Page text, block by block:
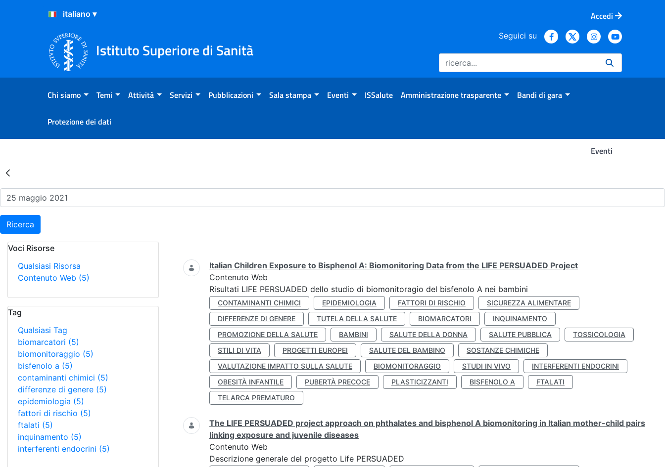
Salta al Contenuto
Salta al Footer
Accedi
Istituto Superiore di Sanità
Seguici su
Chi siamo Temi Attività Servizi Pubblicazioni Sala stampa Eventi ISSalute Amministrazione trasparente Bandi di gara
Protezione dei dati
Eventi
Risultati della Ricerca - Eventi
Ricerca
Voci Risorse
Qualsiasi Risorsa
Contenuto Web (5)
Tag
Qualsiasi Tag
biomarcatori (5)
biomonitoraggio (5)
bisfenolo a (5)
contaminanti chimici (5)
differenze di genere (5)
epidemiologia (5)
fattori di rischio (5)
ftalati (5)
inquinamento (5)
interferenti endocrini (5)
Ricerca
Italian Children Exposure to Bisphenol A: Biomonitoring Data from the LIFE PERSUADED Project
Contenuto Web
Risultati LIFE PERSUADED dello studio di biomonitoragio del bisfenolo A nei bambini
CONTAMINANTI CHIMICI EPIDEMIOLOGIA FATTORI DI RISCHIO
SICUREZZA ALIMENTARE
DIFFERENZE DI GENERE
TUTELA DELLA SALUTE BIOMARCATORI
INQUINAMENTO
PROMOZIONE DELLA SALUTE
BAMBINI SALUTE DELLA DONNA SALUTE PUBBLICA
TOSSICOLOGIA
STILI DI VITA
PROGETTI EUROPEI SALUTE DEL BAMBINO
SOSTANZE CHIMICHE
VALUTAZIONE IMPATTO SULLA SALUTE
BIOMONITORAGGIO STUDI IN VIVO
INTERFERENTI ENDOCRINI
OBESITÀ INFANTILE
PUBERTÀ PRECOCE PLASTICIZZANTI BISFENOLO A
FTALATI
TELARCA PREMATURO
The LIFE PERSUADED project approach on phthalates and bisphenol A biomonitoring in Italian mother-child pairs
linking exposure and juvenile diseases
Contenuto Web
Descrizione generale del progetto Life PERSUADED